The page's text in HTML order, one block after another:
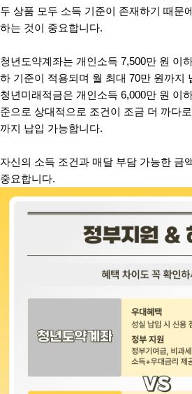
두 상품 모두 소득 기준이 존재하기 때문
하는 것이 중요합니다.
청년도약계좌는 개인소득 7,500만 원 이
하 기준이 적용되며 월 최대 70만 원까지
청년미래적금은 개인소득 6,000만 원 이
준으로 상대적으로 조건이 조금 더 까다
까지 납입 가능합니다.
자신의 소득 조건과 매달 부담 가능한 금
중요합니다.